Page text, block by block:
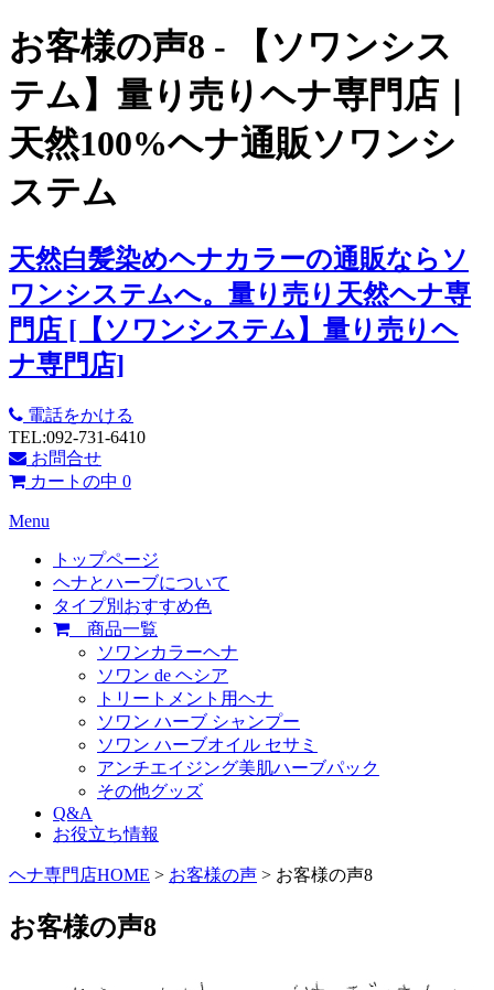
お客様の声8 - 【ソワンシス
テム】量り売りヘナ専門店｜
天然100%ヘナ通販ソワンシ
ステム
天然白髪染めヘナカラーの通販ならソ
ワンシステムへ。量り売り天然ヘナ専
門店 [【ソワンシステム】量り売りヘ
ナ専門店]
電話をかける
TEL:092-731-6410
お問合せ
カートの中 0
Menu
トップページ
ヘナとハーブについて
タイプ別おすすめ色
商品一覧
ソワンカラーヘナ
ソワン de ヘシア
トリートメント用ヘナ
ソワン ハーブ シャンプー
ソワン ハーブオイル セサミ
アンチエイジング美肌ハーブパック
その他グッズ
Q&A
お役立ち情報
ヘナ専門店HOME > お客様の声 > お客様の声8
お客様の声8